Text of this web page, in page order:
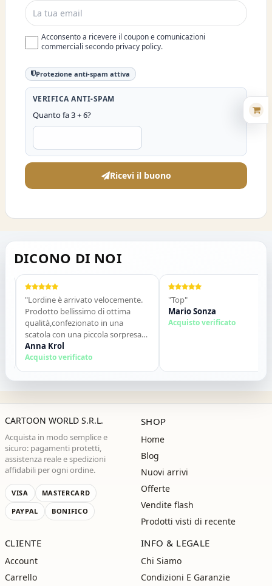
Acconsento a ricevere il coupon e comunicazioni
commerciali secondo privacy policy.
Protezione anti-spam attiva
VERIFICA ANTI-SPAM
Quanto fa 3 + 6?
Ricevi il buono
DICONO DI NOI
"Lordine è arrivato velocemente.
Prodotto bellissimo di ottima
qualità,confezionato in una
scatola con una piccola sorpresa
allinterno. Tutto perfetto. Lo
consiglio vivamente. Grazie ,alla
prossima!"
Anna Krol
Acquisto verificato
"Top"
Mario Sonza
Acquisto verificato
CARTOON WORLD S.R.L.
Acquista in modo semplice e
sicuro: pagamenti protetti,
assistenza reale e spedizioni
affidabili per ogni ordine.
VISA
MASTERCARD
PAYPAL
BONIFICO
SHOP
Home
Blog
Nuovi arrivi
Offerte
Vendite flash
Prodotti visti di recente
CLIENTE
Account
Carrello
INFO & LEGALE
Chi Siamo
Condizioni E Garanzie